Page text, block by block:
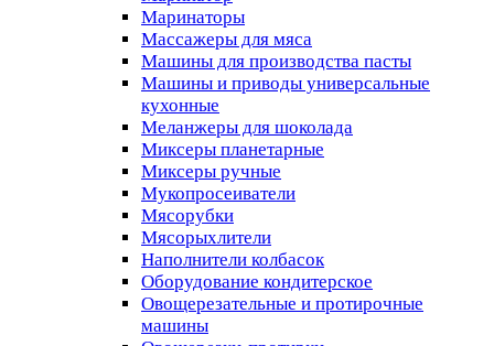
Маринаторы
Массажеры для мяса
Машины для производства пасты
Машины и приводы универсальные
кухонные
Меланжеры для шоколада
Миксеры планетарные
Миксеры ручные
Мукопросеиватели
Мясорубки
Мясорыхлители
Наполнители колбасок
Оборудование кондитерское
Овощерезательные и протирочные
машины